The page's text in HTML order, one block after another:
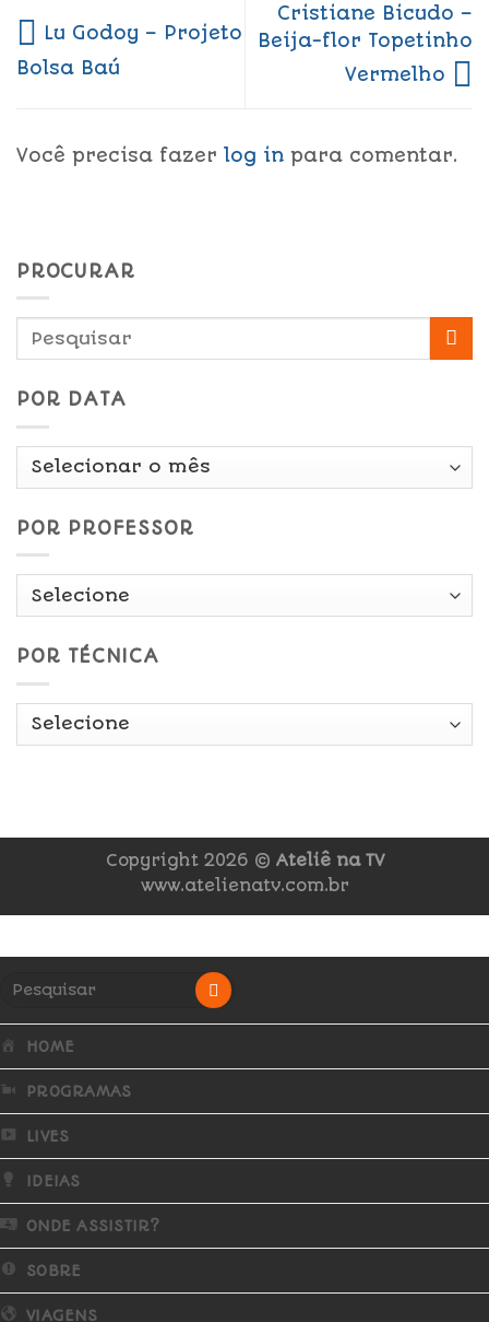
Lu Godoy – Projeto
Bolsa Baú
Cristiane Bicudo –
Beija-flor Topetinho
Vermelho
Você precisa fazer log in para comentar.
PROCURAR
POR DATA
Por
POR PROFESSOR
POR TÉCNICA
Copyright 2026 © Ateliê na TV
www.atelienatv.com.br
HOME
PROGRAMAS
LIVES
IDEIAS
ONDE ASSISTIR?
SOBRE
VIAGENS